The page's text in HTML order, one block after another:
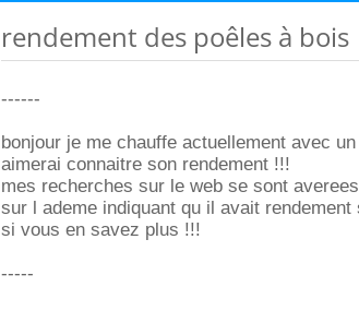
rendement des poêles à bois
------
bonjour je me chauffe actuellement avec
aimerai connaitre son rendement !!!
mes recherches sur le web se sont
sur l ademe indiquant qu il avait rendement
si vous en savez plus !!!
-----